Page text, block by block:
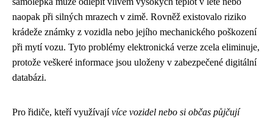
naopak při silných mrazech v zimě. Rovněž existovalo riziko
krádeže známky z vozidla nebo jejího mechanického poškození
při mytí vozu. Tyto problémy elektronická verze zcela eliminuje,
protože veškeré informace jsou uloženy v zabezpečené digitální
databázi.
Pro řidiče, kteří využívajívíce vozidel nebo si občas půjčují